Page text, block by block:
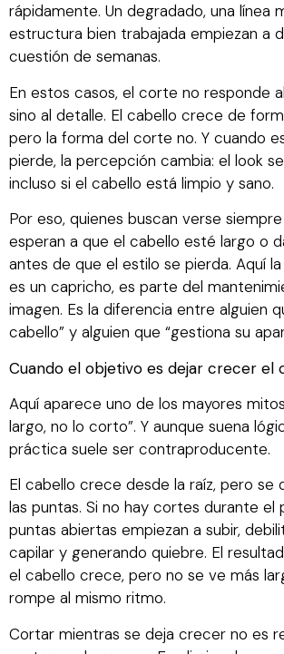
rápidamente. Un degradado, una línea
estructura bien trabajada empiezan a
cuestión de semanas.
En estos casos, el corte no responde
sino al detalle. El cabello crece de
pero la forma del corte no. Y cuando
pierde, la percepción cambia: el look
incluso si el cabello está limpio y sano.
Por eso, quienes buscan verse
esperan a que el cabello esté largo o
antes de que el estilo se pierda. Aquí
es un capricho, es parte del
imagen. Es la diferencia entre alguien
cabello” y alguien que “gestiona su
Cuando el objetivo es dejar crecer el
Aquí aparece uno de los mayores
largo, no lo corto”. Y aunque suena
práctica suele ser contraproducente.
El cabello crece desde la raíz, pero se
las puntas. Si no hay cortes durante el
puntas abiertas empiezan a subir,
capilar y generando quiebre. El
el cabello crece, pero no se ve más
rompe al mismo ritmo.
Cortar mientras se deja crecer no es